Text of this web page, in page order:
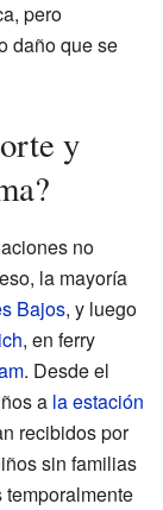
pero
daño que se
y
no
la mayoría
Bajos, y luego
, en ferry
. Desde el
a la estación
recibidos por
sin familias